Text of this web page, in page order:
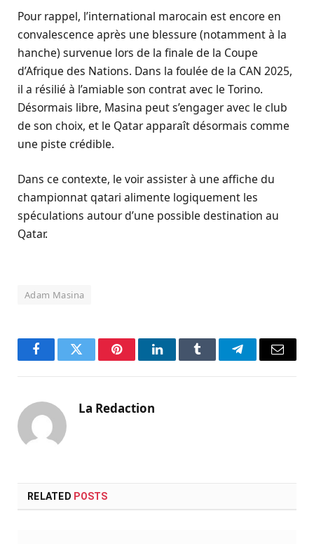
Pour rappel, l’international marocain est encore en
convalescence après une blessure (notamment à la
hanche) survenue lors de la finale de la Coupe
d’Afrique des Nations. Dans la foulée de la CAN 2025,
il a résilié à l’amiable son contrat avec le Torino.
Désormais libre, Masina peut s’engager avec le club
de son choix, et le Qatar apparaît désormais comme
une piste crédible.
Dans ce contexte, le voir assister à une affiche du
championnat qatari alimente logiquement les
spéculations autour d’une possible destination au
Qatar.
Adam Masina
FacebookTwitter PinterestLinkedInTumblr TelegramEmail
La Redaction
RELATED POSTS